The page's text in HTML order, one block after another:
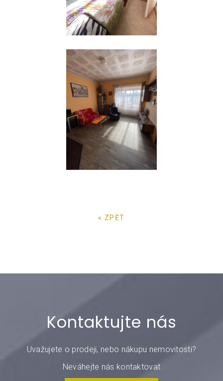
« ZPĚT
Kontaktujte nás
Uvažujete o prodeji, nebo nákupu nemovitosti?
Neváhejte nás kontaktovat